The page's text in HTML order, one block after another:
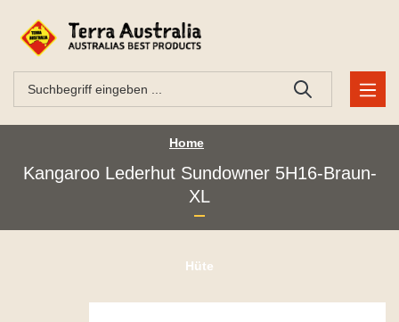
Home
Kangaroo Lederhut Sundowner 5H16-Braun-
XL
Hüte